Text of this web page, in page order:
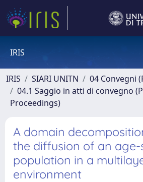
IRIS
IRIS SIARI UNITN
04 Convegni
04.1 Saggio in atti di convegno
Proceedings)
A domain
the diffusion of an
population in a
environment